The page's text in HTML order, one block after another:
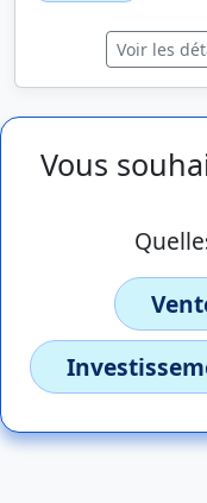
Voir les
Vous